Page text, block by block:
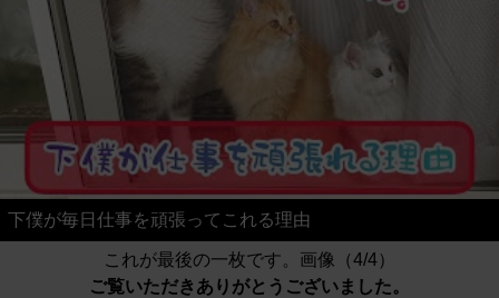
下僕が毎日仕事を頑張ってこれる理由
これが最後の一枚です。画像（4/4）
ご覧いただきありがとうございました。